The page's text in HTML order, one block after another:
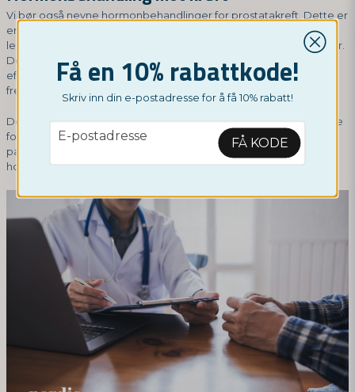
Vi bør også nevne hormonbehandlinger for prostatakreft. Dette er
en langvarig form for behandling, men det finnes nå nye
legemidler som er effektive og som i tillegg har færre bivirkninger.
Denne typen hormonbehandling blokkerer produksjonen eller
effektene av androgener, altså
mannlige hormoner som kunne
fremme veksten av kreftceller.
De moderne formene for hormonbehandling er spesielt effektive
for avansert prostatakreft og kan forbedre overlevelsen hos
pasienter som ikke lenger responderer på de tradisjonelle
hormonbehandlingene.
Få en 10% rabattkode!
Skriv inn din e-postadresse for å få 10% rabatt!
email
E-postadresse FÅ KODE